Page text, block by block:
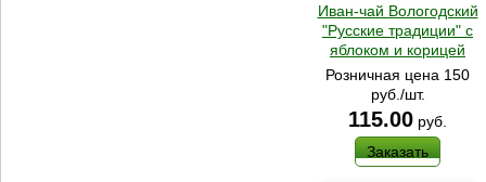
Иван-чай Вологодский
"Русские традиции" с
яблоком и корицей
Розничная цена 150
руб./шт.
115.00 руб.
Заказать